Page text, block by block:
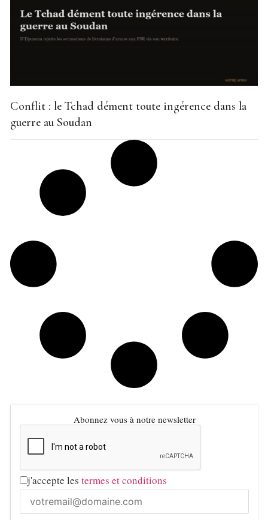
Conflit : le Tchad dément toute ingérence dans la
guerre au Soudan
Abonnez vous à notre newsletter
j'accepte les termes et conditions